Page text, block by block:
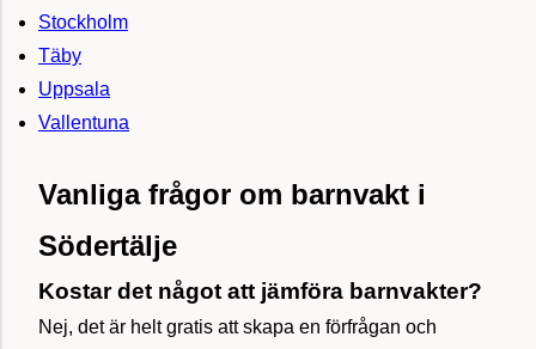
Stockholm
Täby
Uppsala
Vallentuna
Vanliga frågor om barnvakt i
Södertälje
Kostar det något att jämföra barnvakter?
Nej, det är helt gratis att skapa en förfrågan och